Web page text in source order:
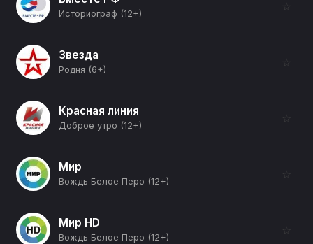
Историограф (12+)
☆
Звезда
Родня (6+)
☆
Красная линия
Доброе утро (12+)
☆
Мир
Вождь Белое Перо (12+)
☆
Мир HD
Вождь Белое Перо (12+)
☆